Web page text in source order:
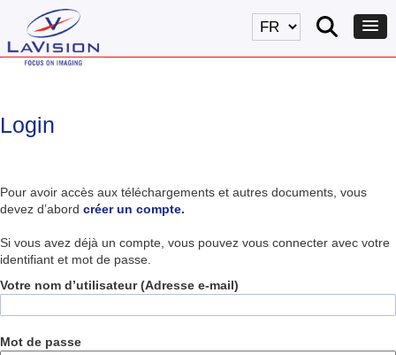
Login
Pour avoir accès aux téléchargements et autres documents, vous
devez d’abord créer un compte.
Si vous avez déjà un compte, vous pouvez vous connecter avec votre
identifiant et mot de passe.
Votre nom d’utilisateur (Adresse e-mail)
Mot de passe